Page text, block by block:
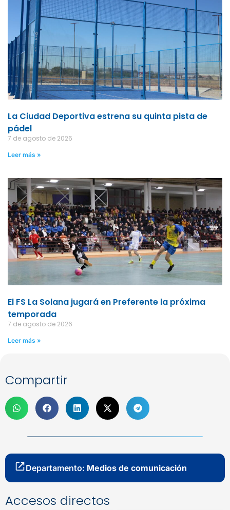
La Ciudad Deportiva estrena su quinta pista de
pádel
7 de agosto de 2026
Leer más »
El FS La Solana jugará en Preferente la próxima
temporada
7 de agosto de 2026
Leer más »
Compartir
Departamento: Medios de comunicación
Accesos directos